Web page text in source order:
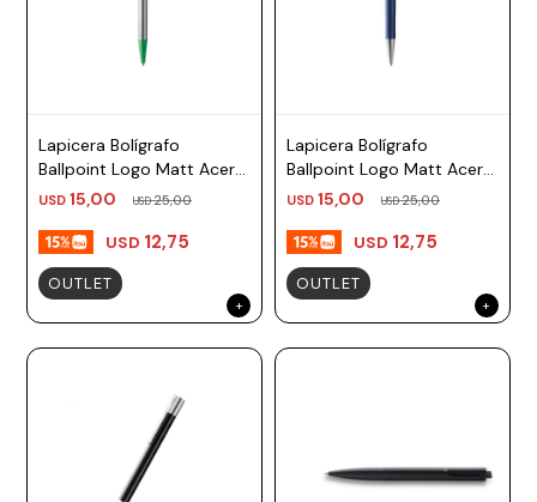
Lapicera Bolígrafo
Ballpoint Logo Matt Acero
Verde TM negro Lamy
USD 15,00 USD25,00
USD 12,75
OUTLET
Lapicera Bolígrafo
Ballpoint Logo Matt Acero
Azul TM azul Lamy
USD 15,00 USD25,00
USD 12,75
OUTLET